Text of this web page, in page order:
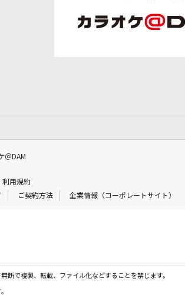
＠DAM
利用規約
ご契約方法 企業情報（コーポレートサイト）
断で複製、転載、ファイル化などすることを禁じます。